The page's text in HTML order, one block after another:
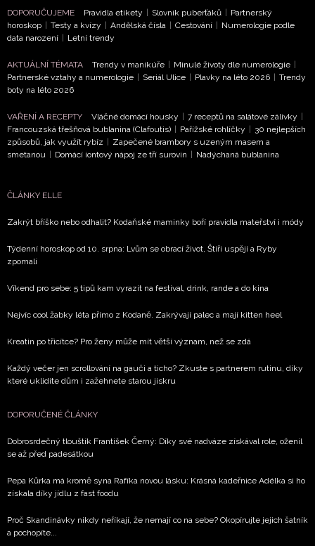
DOPORUČUJEME Pravidla etikety | Slovník puberťáků | Partnerský
horoskop | Testy a kvízy | Andělská čísla | Cestování | Numerologie podle
data narození | Letní trendy
AKTUÁLNÍ TÉMATA Trendy v manikúře | Minulé životy dle numerologie |
Partnerské vztahy a numerologie | Seriál Ulice | Plavky na léto 2026 | Trendy
boty na léto 2026
VAŘENÍ A RECEPTY Vláčné domácí housky | 7 receptů na salátové zálivky |
Francouzská třešňová bublanina (Clafoutis) | Pařížské rohlíčky | 30 nejlepších
způsobů, jak využít rybíz | Zapečené brambory s uzeným masem a
smetanou | Domácí iontový nápoj ze tří surovin | Nadýchaná bublanina
ČLÁNKY ELLE
Zakrýt bříško nebo odhalit? Kodaňské maminky boří pravidla mateřství i módy
Týdenní horoskop od 10. srpna: Lvům se obrací život, Štíři uspějí a Ryby
zpomalí
Víkend pro sebe: 5 tipů kam vyrazit na festival, drink, rande a do kina
Nejvíc cool žabky léta přímo z Kodaně. Zakrývají palec a mají kitten heel
Kreatin po třicítce? Pro ženy může mít větší význam, než se zdá
Každý večer jen scrollování na gauči a ticho? Zkuste s partnerem rutinu, díky
které uklidíte dům i zažehnete starou jiskru
DOPORUČENÉ ČLÁNKY
Dobrosrdečný tlouštík František Černý: Díky své nadváze získával role, oženil
se až před padesátkou
Pepa Kůrka má kromě syna Rafíka novou lásku: Krásná kadeřnice Adélka si ho
získala díky jídlu z fast foodu
Proč Skandinávky nikdy neříkají, že nemají co na sebe? Okopírujte jejich šatník
a pochopíte...